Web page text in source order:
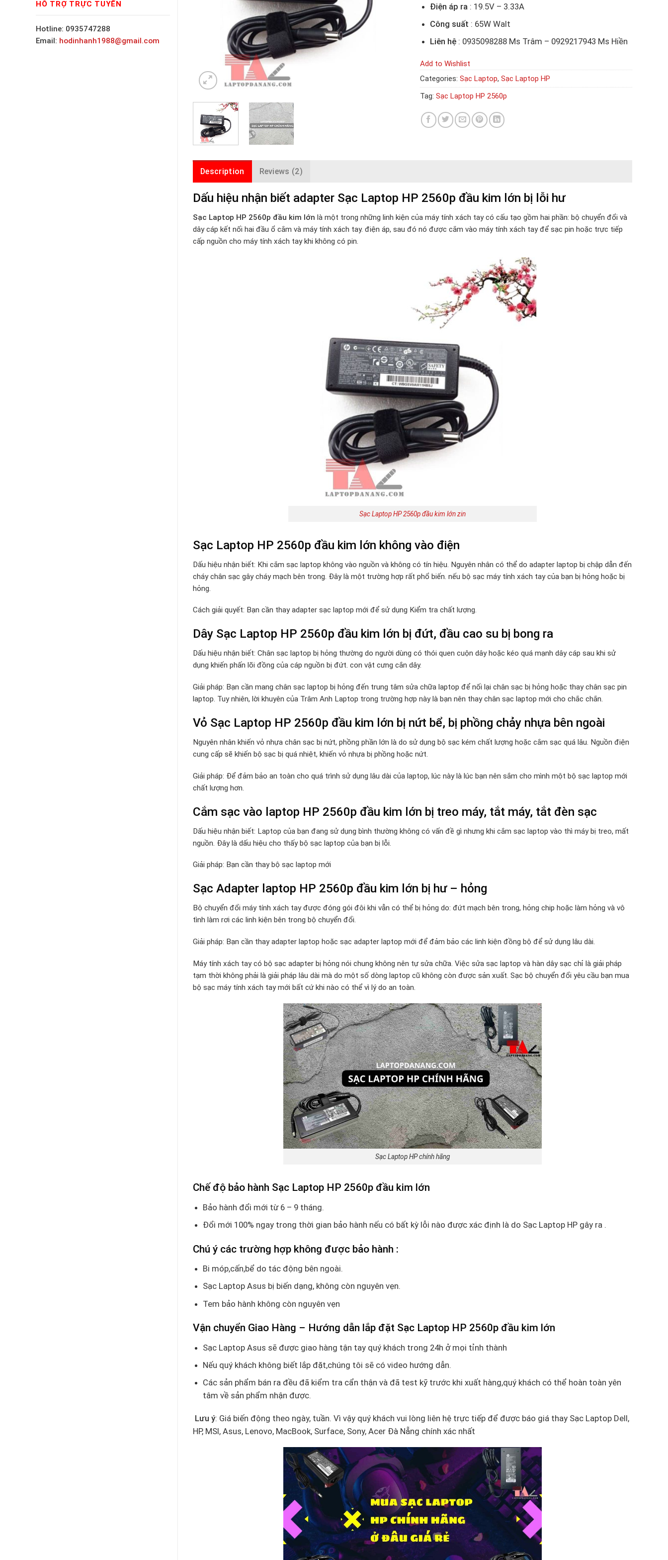
HỖ TRỢ TRỰC TUYẾN
Hotline: 0935747288
Email: hodinhanh1988@gmail.com
Điện áp ra: 19.5V – 3.33A
Công suất : 65W Walt
Liên hệ: 0935098288 Ms Trâm – 0929217943 Ms Hiền
Add to Wishlist
Categories: Sạc Laptop, Sạc Laptop HP
Tag: Sạc Laptop HP 2560p
Description Reviews (2)
Dấu hiệu nhận biết adapter Sạc Laptop HP 2560p đầu kim lớn bị lỗi hư
Sạc Laptop HP 2560p đầu kim lớn là một trong những linh kiện của máy tính xách tay có cấu tạo gồm hai phần: bộ chuyển đổi và
dây cáp kết nối hai đầu ổ cắm và máy tính xách tay. điện áp, sau đó nó được cắm vào máy tính xách tay để sạc pin hoặc trực tiếp
cấp nguồn cho máy tính xách tay khi không có pin.
Sạc Laptop HP 2560p đầu kim lớn zin
Sạc Laptop HP 2560p đầu kim lớn không vào điện
Dấu hiệu nhận biết: Khi cắm sạc laptop không vào nguồn và không có tín hiệu. Nguyên nhân có thể do adapter laptop bị chập dẫn đến
cháy chân sạc gây cháy mạch bên trong. Đây là một trường hợp rất phổ biến. nếu bộ sạc máy tính xách tay của bạn bị hỏng hoặc bị
hỏng.
Cách giải quyết: Bạn cần thay adapter sạc laptop mới để sử dụng Kiểm tra chất lượng.
Dây Sạc Laptop HP 2560p đầu kim lớn bị đứt, đầu cao su bị bong ra
Dấu hiệu nhận biết: Chân sạc laptop bị hỏng thường do người dùng có thói quen cuộn dây hoặc kéo quá mạnh dây cáp sau khi sử
dụng khiến phấn lõi đồng của cáp nguồn bị đứt. con vật cưng cắn dây.
Giải pháp: Bạn cần mang chân sạc laptop bị hỏng đến trung tâm sửa chữa laptop để nối lại chân sạc bị hỏng hoặc thay chân sạc pin
laptop. Tuy nhiên, lời khuyên của Trâm Anh Laptop trong trường hợp này là bạn nên thay chân sạc laptop mới cho chắc chắn.
Vỏ Sạc Laptop HP 2560p đầu kim lớn bị nứt bể, bị phồng chảy nhựa bên ngoài
Nguyên nhân khiến vỏ nhựa chân sạc bị nứt, phồng phần lớn là do sử dụng bộ sạc kém chất lượng hoặc cắm sạc quá lâu. Nguồn điện
cung cấp sẽ khiến bộ sạc bị quá nhiệt, khiến vỏ nhựa bị phồng hoặc nứt.
Giải pháp: Để đảm bảo an toàn cho quá trình sử dụng lâu dài của laptop, lúc này là lúc bạn nên sắm cho mình một bộ sạc laptop mới
chất lượng hơn.
Cắm sạc vào laptop HP 2560p đầu kim lớn bị treo máy, tắt máy, tắt đèn sạc
Dấu hiệu nhận biết: Laptop của bạn đang sử dụng bình thường không có vấn đề gì nhưng khi cắm sạc laptop vào thì máy bị treo, mất
nguồn. Đây là dấu hiệu cho thấy bộ sạc laptop của bạn bị lỗi.
Giải pháp: Bạn cần thay bộ sạc laptop mới
Sạc Adapter laptop HP 2560p đầu kim lớn bị hư – hỏng
Bộ chuyển đổi máy tính xách tay được đóng gói đôi khi vẫn có thể bị hỏng do: đứt mạch bên trong, hỏng chip hoặc làm hỏng và vô
tình làm rơi các linh kiện bên trong bộ chuyển đổi.
Giải pháp: Bạn cần thay adapter laptop hoặc sạc adapter laptop mới để đảm bảo các linh kiện đồng bộ để sử dụng lâu dài.
Máy tính xách tay có bộ sạc adapter bị hỏng nói chung không nên tự sửa chữa. Việc sửa sạc laptop và hàn dây sạc chỉ là giải pháp
tạm thời không phải là giải pháp lâu dài mà do một số dòng laptop cũ không còn được sản xuất. Sạc bộ chuyển đổi yêu cầu bạn mua
bộ sạc máy tính xách tay mới bất cứ khi nào có thể vì lý do an toàn.
Sạc Laptop HP chính hãng
Chế độ bảo hành Sạc Laptop HP 2560p đầu kim lớn
Bảo hành đổi mới từ 6 – 9 tháng.
Đổi mới 100% ngay trong thời gian bảo hành nếu có bất kỳ lỗi nào được xác định là do Sạc Laptop HP gây ra .
Chú ý các trường hợp không được bảo hành :
Bi móp,cấn,bể do tác động bên ngoài.
Sạc Laptop Asus bị biến dạng, không còn nguyên vẹn.
Tem bảo hành không còn nguyên vẹn
Vận chuyển Giao Hàng – Hướng dẫn lắp đặt Sạc Laptop HP 2560p đầu kim lớn
Sạc Laptop Asus sẽ được giao hàng tận tay quý khách trong 24h ở mọi tỉnh thành
Nếu quý khách không biết lắp đặt,chúng tôi sẽ có video hướng dẫn.
Các sản phẩm bán ra đều đã kiểm tra cẩn thận và đã test kỹ trước khi xuất hàng,quý khách có thể hoàn toàn yên
tâm về sản phẩm nhận được.
Lưu ý: Giá biến động theo ngày, tuần. Vì vậy quý khách vui lòng liên hệ trực tiếp để được báo giá thay Sạc Laptop Dell,
HP, MSI, Asus, Lenovo, MacBook, Surface, Sony, Acer Đà Nẵng chính xác nhất